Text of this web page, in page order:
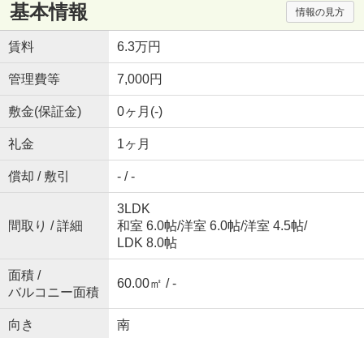
基本情報 情報の見方
賃料 6.3万円
管理費等 7,000円
敷金(保証金) 0ヶ月(-)
礼金 1ヶ月
償却 / 敷引 - / -
間取り / 詳細
3LDK
和室 6.0帖/洋室 6.0帖/洋室 4.5帖/
LDK 8.0帖
面積 /
バルコニー面積
60.00㎡ / -
向き 南